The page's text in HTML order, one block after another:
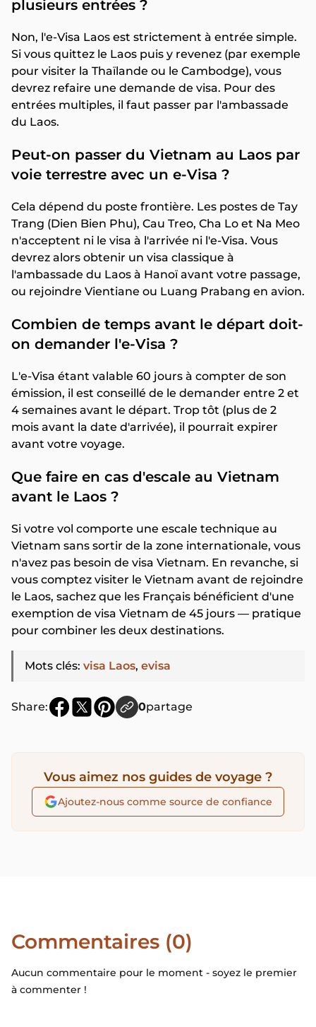
plusieurs entrées ?
Non, l'e-Visa Laos est strictement à entrée simple.
Si vous quittez le Laos puis y revenez (par exemple
pour visiter la Thaïlande ou le Cambodge), vous
devrez refaire une demande de visa. Pour des
entrées multiples, il faut passer par l'ambassade
du Laos.
Peut-on passer du Vietnam au Laos par
voie terrestre avec un e-Visa ?
Cela dépend du poste frontière. Les postes de Tay
Trang (Dien Bien Phu), Cau Treo, Cha Lo et Na Meo
n'acceptent ni le visa à l'arrivée ni l'e-Visa. Vous
devrez alors obtenir un visa classique à
l'ambassade du Laos à Hanoï avant votre passage,
ou rejoindre Vientiane ou Luang Prabang en avion.
Combien de temps avant le départ doit-
on demander l'e-Visa ?
L'e-Visa étant valable 60 jours à compter de son
émission, il est conseillé de le demander entre 2 et
4 semaines avant le départ. Trop tôt (plus de 2
mois avant la date d'arrivée), il pourrait expirer
avant votre voyage.
Que faire en cas d'escale au Vietnam
avant le Laos ?
Si votre vol comporte une escale technique au
Vietnam sans sortir de la zone internationale, vous
n'avez pas besoin de visa Vietnam. En revanche, si
vous comptez visiter le Vietnam avant de rejoindre
le Laos, sachez que les Français bénéficient d'une
exemption de visa Vietnam de 45 jours — pratique
pour combiner les deux destinations.
Mots clés: visa Laos, evisa
Share: 0partage
Vous aimez nos guides de voyage ?
Ajoutez-nous comme source de confiance
Commentaires (0)
Aucun commentaire pour le moment - soyez le premier
à commenter !